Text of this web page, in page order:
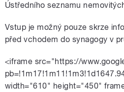
Ústředního seznamu
Vstup je možný pouze skrze
před vchodem do synagogy v
<iframe src="https://
width="610" height="450"